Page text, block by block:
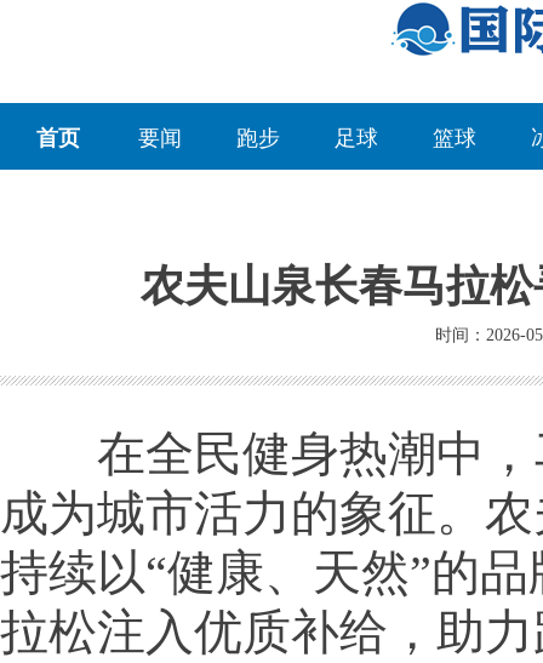
首页 要闻 跑步 足球 篮球
农夫山泉长春马拉
时间：2026-
在全民健身热潮中，
成为城市活力的象征。
持续以“健康、天然”的
拉松注入优质补给，助